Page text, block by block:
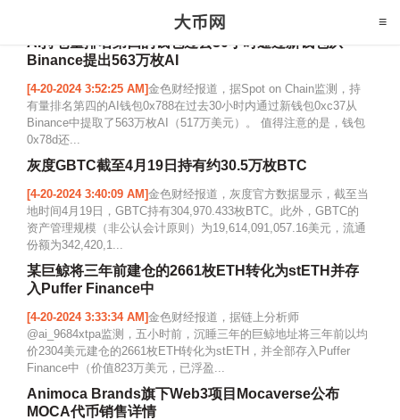
AI持仓量排名第四的钱包过去30小时通过新钱包从
Binance提出563万枚AI
[4-20-2024 3:52:25 AM]金色财经报道，据Spot on Chain监测，持
有量排名第四的AI钱包0x788在过去30小时内通过新钱包0xc37从
Binance中提取了563万枚AI（517万美元）。 值得注意的是，钱包
0x78d还...
灰度GBTC截至4月19日持有约30.5万枚BTC
[4-20-2024 3:40:09 AM]金色财经报道，灰度官方数据显示，截至当
地时间4月19日，GBTC持有304,970.433枚BTC。此外，GBTC的
资产管理规模（非公认会计原则）为19,614,091,057.16美元，流通
份额为342,420,1...
某巨鲸将三年前建仓的2661枚ETH转化为stETH并存
入Puffer Finance中
[4-20-2024 3:33:34 AM]金色财经报道，据链上分析师
@ai_9684xtpa监测，五小时前，沉睡三年的巨鲸地址将三年前以均
价2304美元建仓的2661枚ETH转化为stETH，并全部存入Puffer
Finance中（价值823万美元，已浮盈...
Animoca Brands旗下Web3项目Mocaverse公布
MOCA代币销售详情